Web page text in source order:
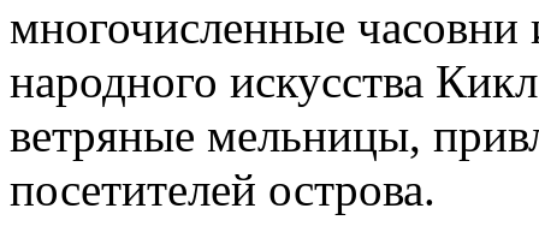
многочисленные
народного искусства
ветряные мельницы,
посетителей острова.